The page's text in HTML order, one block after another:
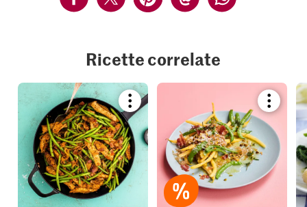
Ricette correlate
Bookmark
recipe
or
add
it
to
your
collections.
recipe
or
add
your